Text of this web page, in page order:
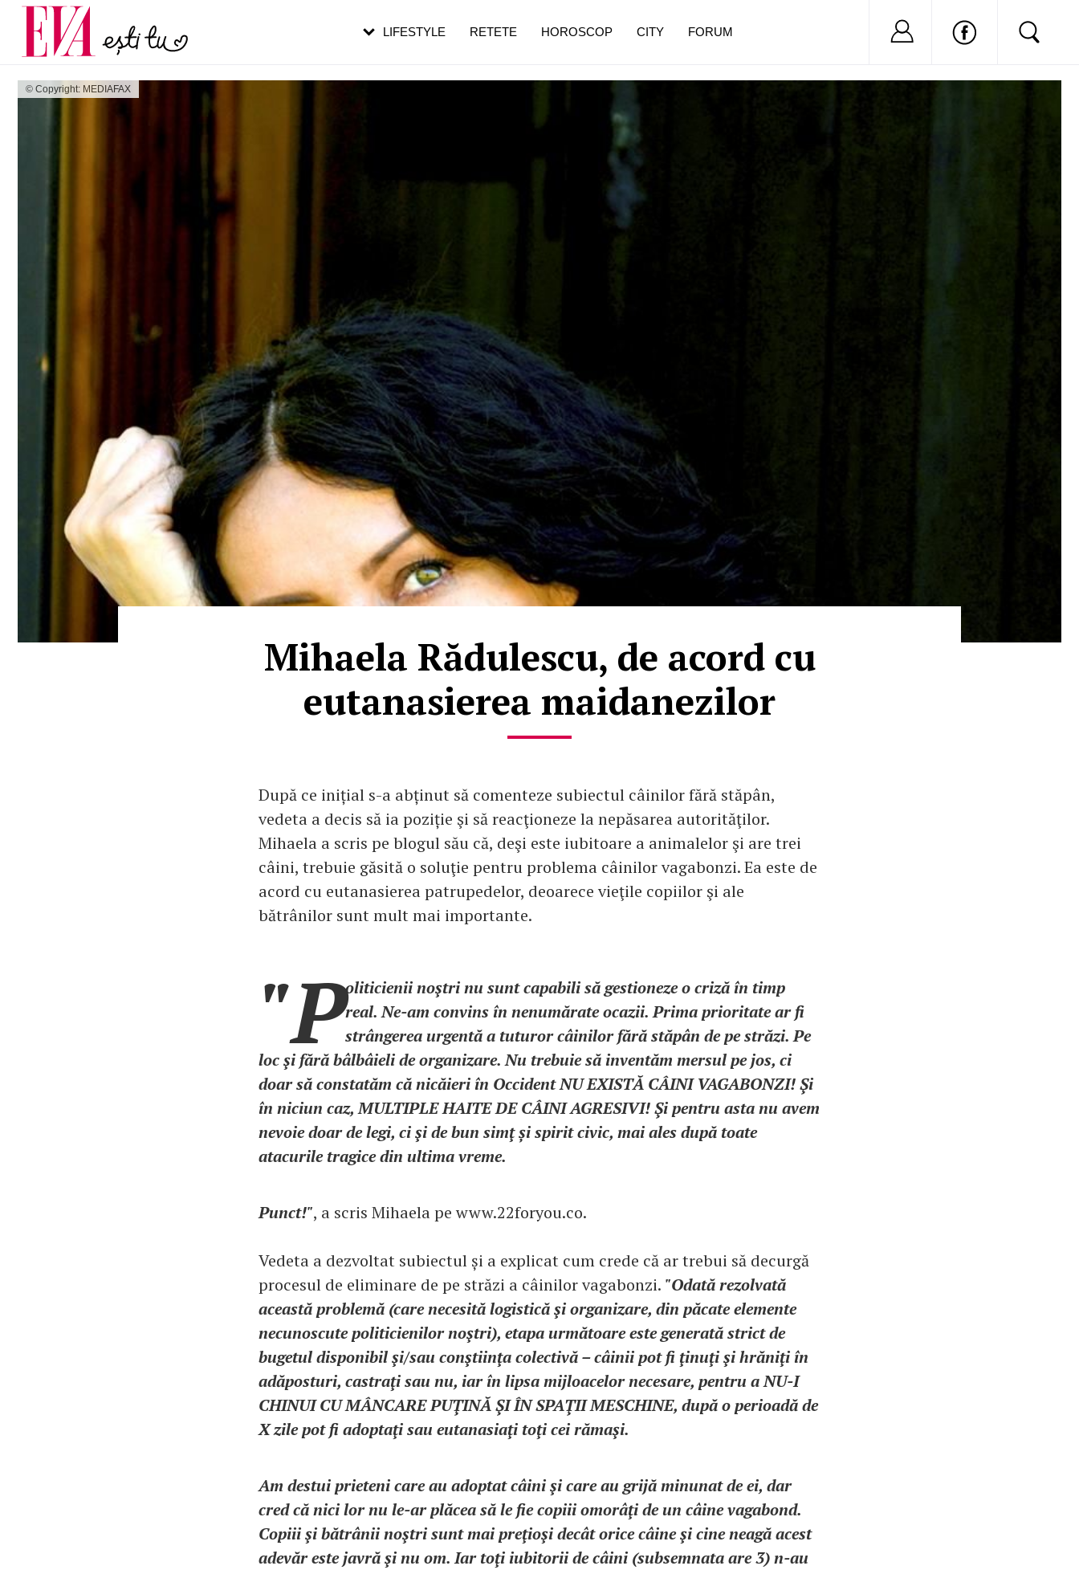
© Copyright: MEDIAFAX
Mihaela Rădulescu, de acord cu
eutanasierea maidanezilor
După ce inițial s-a abținut să comenteze subiectul câinilor fără stăpân,
vedeta a decis să ia poziție şi să reacţioneze la nepăsarea autorităţilor.
Mihaela a scris pe blogul său că, deşi este iubitoare a animalelor şi are trei
câini, trebuie găsită o soluţie pentru problema câinilor vagabonzi. Ea este de
acord cu eutanasierea patrupedelor, deoarece vieţile copiilor şi ale
bătrânilor sunt mult mai importante.
"Politicienii noştri nu sunt capabili să gestioneze o criză în timp
real. Ne-am convins în nenumărate ocazii. Prima prioritate ar fi
strângerea urgentă a tuturor câinilor fără stăpân de pe străzi. Pe
loc şi fără bâlbâieli de organizare. Nu trebuie să inventăm mersul pe jos, ci
doar să constatăm că nicăieri în Occident NU EXISTĂ CÂINI VAGABONZI! Şi
în niciun caz, MULTIPLE HAITE DE CÂINI AGRESIVI! Şi pentru asta nu avem
nevoie doar de legi, ci şi de bun simţ și spirit civic, mai ales după toate
atacurile tragice din ultima vreme.
Punct!", a scris Mihaela pe www.22foryou.co.
Vedeta a dezvoltat subiectul și a explicat cum crede că ar trebui să decurgă
procesul de eliminare de pe străzi a câinilor vagabonzi. "Odată rezolvată
această problemă (care necesită logistică şi organizare, din păcate elemente
necunoscute politicienilor noştri), etapa următoare este generată strict de
bugetul disponibil şi/sau conştiinţa colectivă – câinii pot fi ţinuţi şi hrăniţi în
adăposturi, castraţi sau nu, iar în lipsa mijloacelor necesare, pentru a NU-I
CHINUI CU MÂNCARE PUŢINĂ ŞI ÎN SPAŢII MESCHINE, după o perioadă de
X zile pot fi adoptaţi sau eutanasiaţi toţi cei rămaşi.
Am destui prieteni care au adoptat câini şi care au grijă minunat de ei, dar
cred că nici lor nu le-ar plăcea să le fie copiii omorâţi de un câine vagabond.
Copiii şi bătrânii noştri sunt mai preţioşi decât orice câine şi cine neagă acest
adevăr este javră şi nu om. Iar toţi iubitorii de câini (subsemnata are 3) n-au
LIFESTYLE RETETE HOROSCOP CITY FORUM Nu ai cont?
Carieră
Actualitate
pe măsură ce înaintezi în vârstă